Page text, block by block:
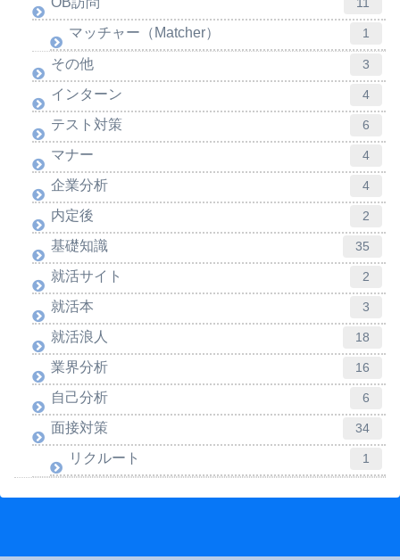
11
マッチャー（Matcher） 1
その他 3
インターン 4
テスト対策 6
マナー 4
企業分析 4
内定後 2
基礎知識 35
就活サイト 2
就活本 3
就活浪人 18
業界分析 16
自己分析 6
面接対策 34
リクルート 1